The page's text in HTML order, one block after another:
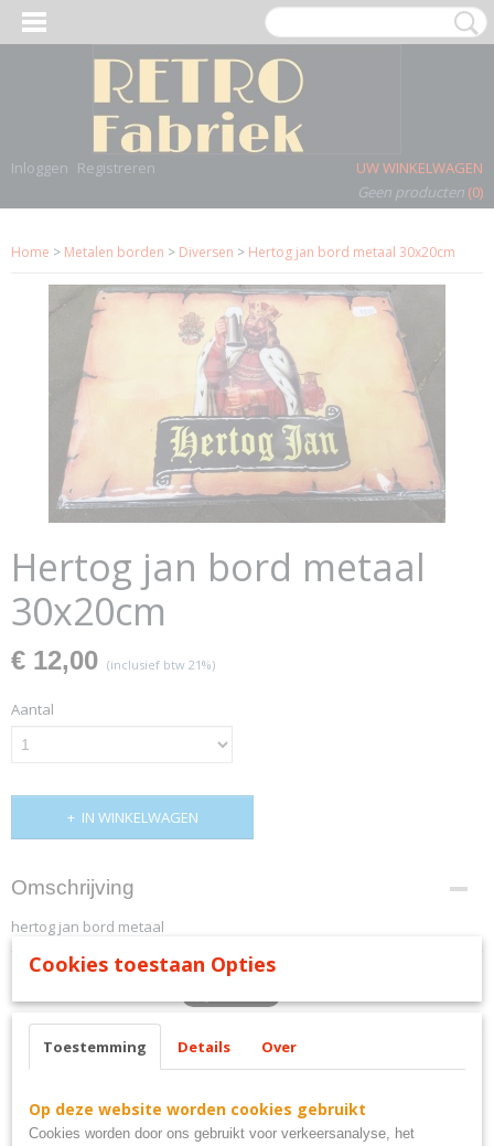
Inloggen Registreren
UW WINKELWAGEN
Geen producten (0)
Home > Metalen borden > Diversen > Hertog jan bord metaal 30x20cm
Hertog jan bord metaal
30x20cm
€ 12,00 (inclusief btw 21%)
Aantal
IN WINKELWAGEN
Omschrijving
hertog jan bord metaal
Ook interessant
Cookies toestaan Opties
Toestemming Details Over
Op deze website worden cookies gebruikt
Cookies worden door ons gebruikt voor verkeersanalyse, het